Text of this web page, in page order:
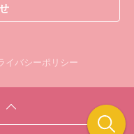
イバシーポリシー